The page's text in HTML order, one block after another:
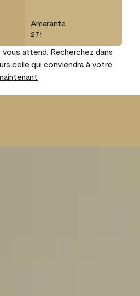
Amarante
271
attend. Recherchez dans
celle qui conviendra à votre